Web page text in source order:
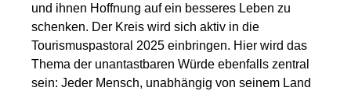
und ihnen Hoffnung auf ein besseres Leben zu
schenken. Der Kreis wird sich aktiv in die
Tourismuspastoral 2025 einbringen. Hier wird das
Thema der unantastbaren Würde ebenfalls zentral
sein: Jeder Mensch, unabhängig von seinem Land